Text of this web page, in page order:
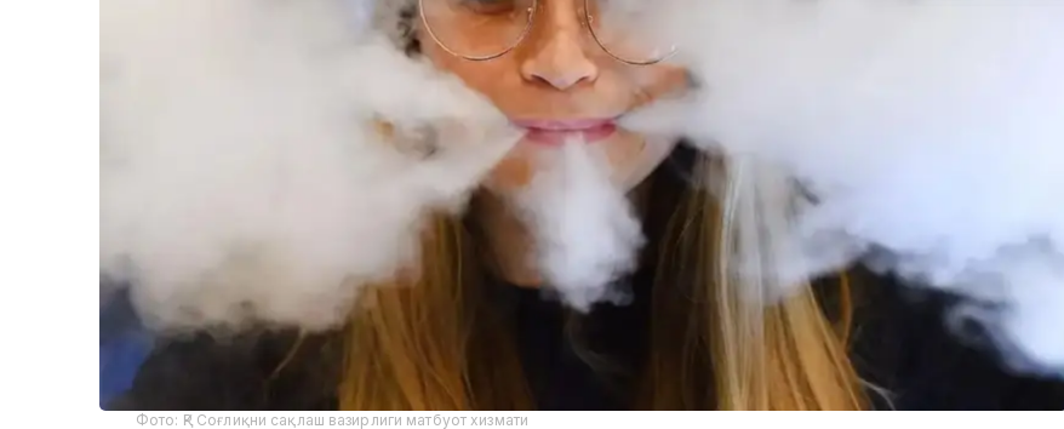
Фото: ҚР Соғлиқни сақлаш вазирлиги матбуот хизмати